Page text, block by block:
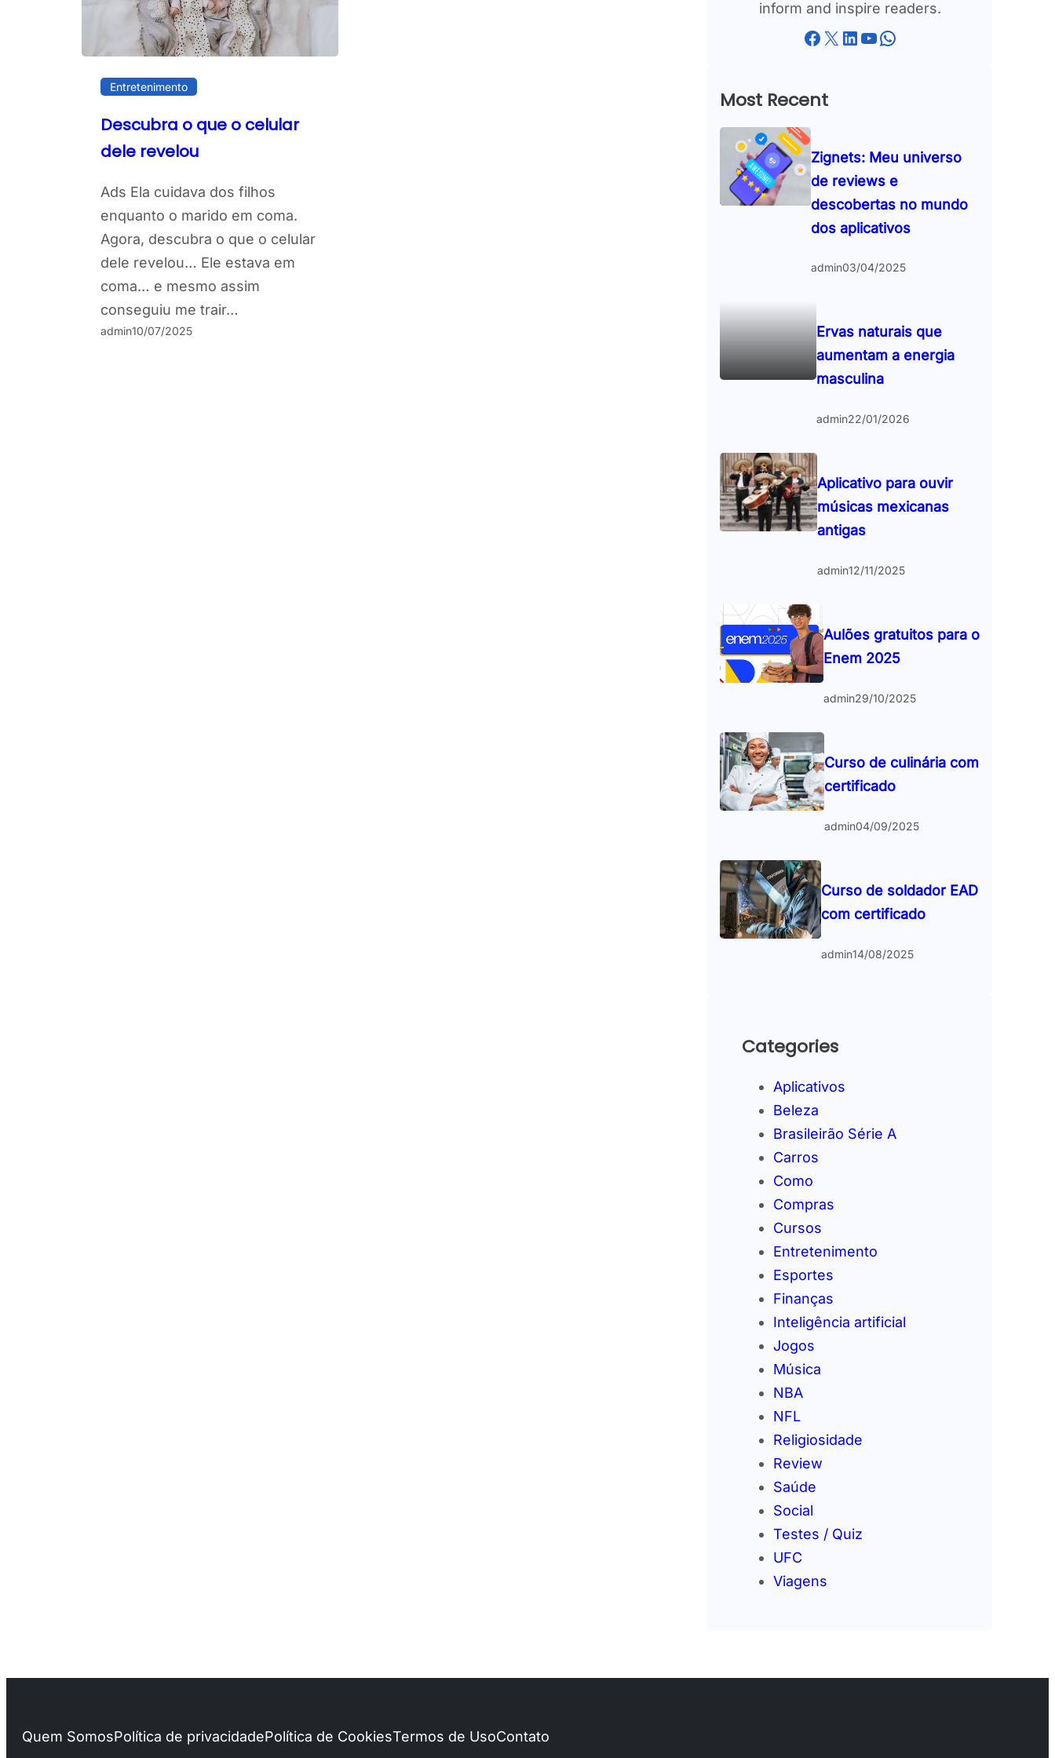
Entretenimento
Descubra o que o celular
dele revelou
Ads Ela cuidava dos filhos
enquanto o marido em coma.
Agora, descubra o que o celular
dele revelou… Ele estava em
coma… e mesmo assim
conseguiu me trair…
admin10/07/2025
inform and inspire readers.
Facebook X LinkedIn YouTube WhatsApp
Most Recent
Zignets: Meu universo
de reviews e
descobertas no mundo
dos aplicativos
admin03/04/2025
Ervas naturais que
aumentam a energia
masculina
admin22/01/2026
Aplicativo para ouvir
músicas mexicanas
antigas
admin12/11/2025
Aulões gratuitos para o
Enem 2025
admin29/10/2025
Curso de culinária com
certificado
admin04/09/2025
Curso de soldador EAD
com certificado
admin14/08/2025
Categories
Aplicativos
Beleza
Brasileirão Série A
Carros
Como
Compras
Cursos
Entretenimento
Esportes
Finanças
Inteligência artificial
Jogos
Música
NBA
NFL
Religiosidade
Review
Saúde
Social
Testes / Quiz
UFC
Viagens
Quem SomosPolítica de privacidadePolítica de CookiesTermos de UsoContato